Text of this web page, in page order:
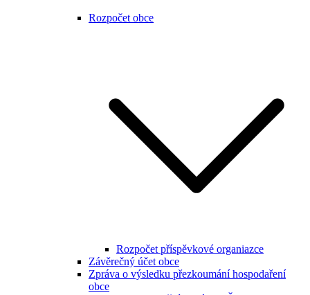
Rozpočet obce
Rozpočet příspěvkové organiazce
Závěrečný účet obce
Zpráva o výsledku přezkoumání hospodaření
obce